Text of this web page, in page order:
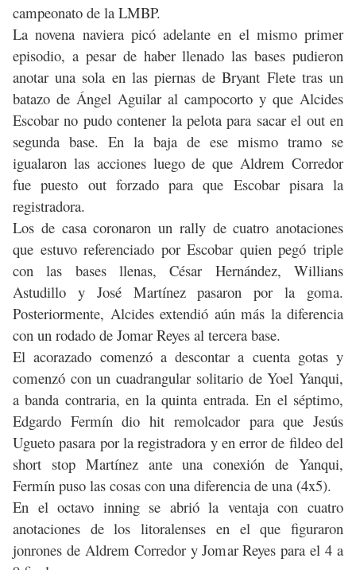
campeonato de la LMBP.
La novena naviera picó adelante en el mismo primer
episodio, a pesar de haber llenado las bases pudieron
anotar una sola en las piernas de Bryant Flete tras un
batazo de Ángel Aguilar al campocorto y que Alcides
Escobar no pudo contener la pelota para sacar el out en
segunda base. En la baja de ese mismo tramo se
igualaron las acciones luego de que Aldrem Corredor
fue puesto out forzado para que Escobar pisara la
registradora.
Los de casa coronaron un rally de cuatro anotaciones
que estuvo referenciado por Escobar quien pegó triple
con las bases llenas, César Hernández, Willians
Astudillo y José Martínez pasaron por la goma.
Posteriormente, Alcides extendió aún más la diferencia
con un rodado de Jomar Reyes al tercera base.
El acorazado comenzó a descontar a cuenta gotas y
comenzó con un cuadrangular solitario de Yoel Yanqui,
a banda contraria, en la quinta entrada. En el séptimo,
Edgardo Fermín dio hit remolcador para que Jesús
Ugueto pasara por la registradora y en error de fildeo del
short stop Martínez ante una conexión de Yanqui,
Fermín puso las cosas con una diferencia de una (4x5).
En el octavo inning se abrió la ventaja con cuatro
anotaciones de los litoralenses en el que figuraron
jonrones de Aldrem Corredor y Jomar Reyes para el 4 a